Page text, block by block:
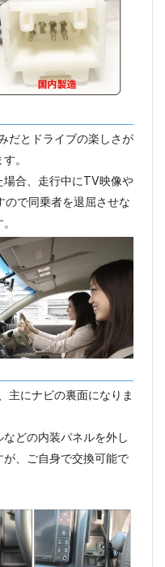
だとドライブの楽しさが
。
場合、走行中にTV映像や
で同乗者を退屈させな
主にナビの裏面になりま
どの内装パネルを外し
、ご自身で交換可能で